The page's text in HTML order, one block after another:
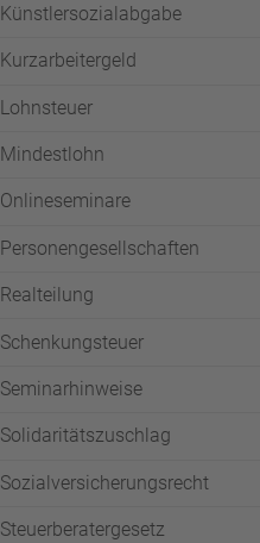
Künstlersozialabgabe
Kurzarbeitergeld
Lohnsteuer
Mindestlohn
Onlineseminare
Personengesellschaften
Realteilung
Schenkungsteuer
Seminarhinweise
Solidaritätszuschlag
Sozialversicherungsrecht
Steuerberatergesetz